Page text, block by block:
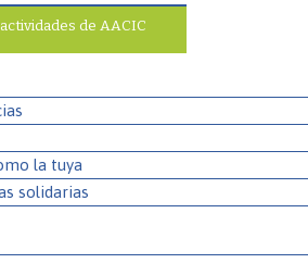
de AACIC
la tuya
solidarias